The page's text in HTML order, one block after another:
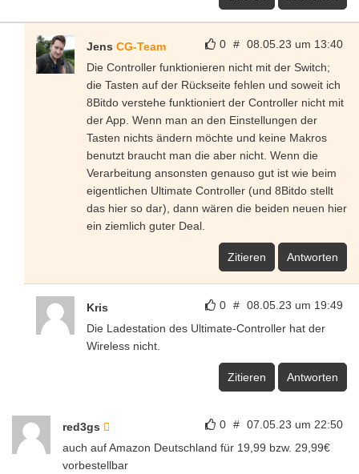
0 # 08.05.23 um 13:40
Jens CG-Team
Die Controller funktionieren nicht mit der Switch;
die Tasten auf der Rückseite fehlen und soweit ich
8Bitdo verstehe funktioniert der Controller nicht mit
der App. Wenn man an den Einstellungen der
Tasten nichts ändern möchte und keine Makros
benutzt braucht man die aber nicht. Wenn die
Verarbeitung ansonsten genauso gut ist wie beim
eigentlichen Ultimate Controller (und 8Bitdo stellt
das hier so dar), dann wären die beiden neuen hier
ein ziemlich guter Deal.
Zitieren Antworten
0 # 08.05.23 um 19:49
Kris
Die Ladestation des Ultimate-Controller hat der
Wireless nicht.
Zitieren Antworten
0 # 07.05.23 um 22:50
red3gs
auch auf Amazon Deutschland für 19,99 bzw. 29,99€
vorbestellbar